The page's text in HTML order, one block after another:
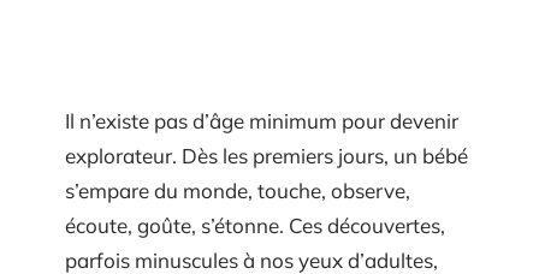
Il n’existe pas d’âge minimum pour devenir
explorateur. Dès les premiers jours, un bébé
s’empare du monde, touche, observe,
écoute, goûte, s’étonne. Ces découvertes,
parfois minuscules à nos yeux d’adultes,